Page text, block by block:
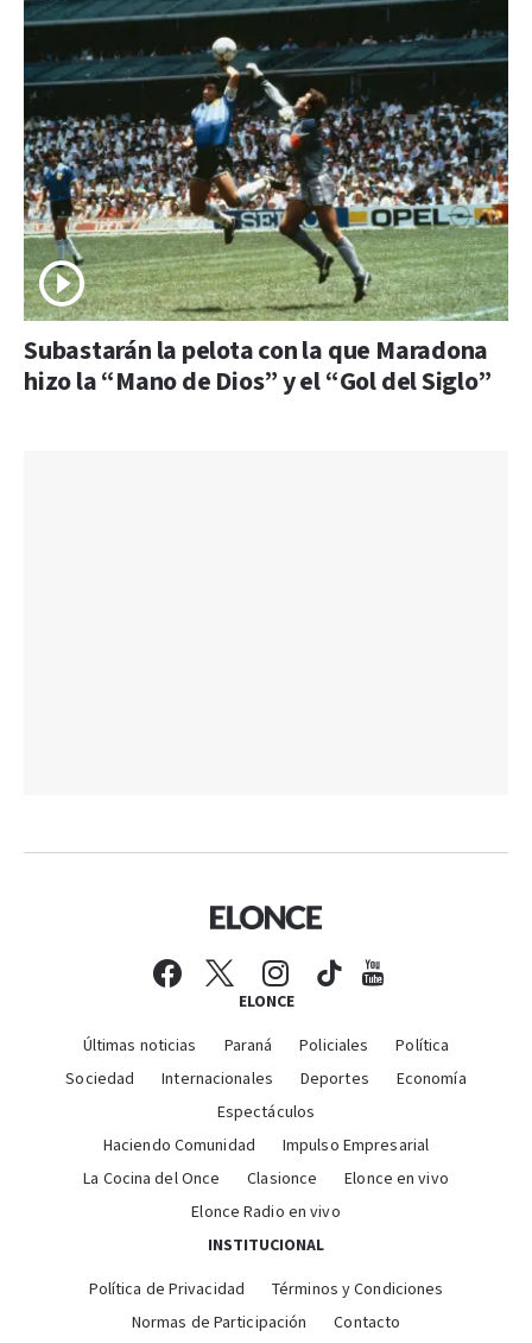
Subastarán la pelota con la que Maradona
hizo la “Mano de Dios” y el “Gol del Siglo”
ELONCE
Últimas noticias Paraná Policiales
Política
Sociedad
Internacionales Deportes
Economía
Espectáculos
Haciendo Comunidad
Impulso Empresarial
La Cocina del Once
Clasionce
Elonce en vivo
Elonce Radio en vivo
INSTITUCIONAL
Política de Privacidad
Términos y Condiciones
Normas de Participación
Contacto